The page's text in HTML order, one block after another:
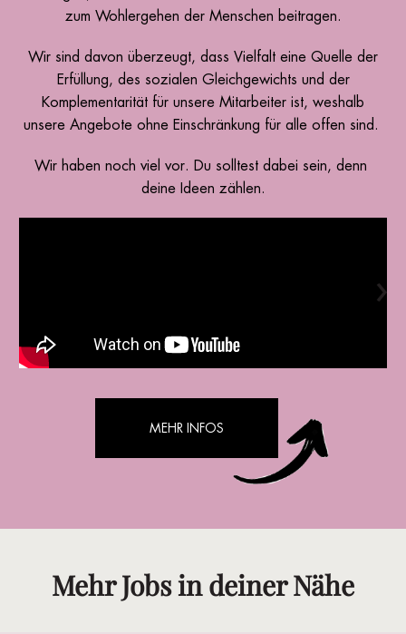
zum Wohlergehen der Menschen beitragen.
Wir sind davon überzeugt, dass Vielfalt eine Quelle der
Erfüllung, des sozialen Gleichgewichts und der
Komplementarität für unsere Mitarbeiter ist, weshalb
unsere Angebote ohne Einschränkung für alle offen sind.
Wir haben noch viel vor. Du solltest dabei sein, denn
deine Ideen zählen.
MEHR INFOS
Mehr Jobs in deiner Nähe